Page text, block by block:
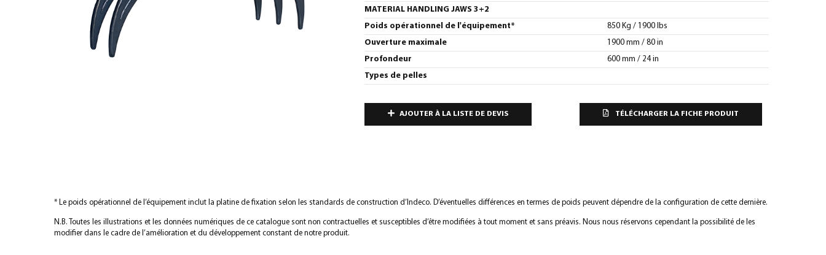
MATERIAL HANDLING JAWS 3+2
Poids opérationnel de l'équipement* 850 Kg / 1900 lbs
Ouverture maximale 1900 mm / 80 in
Profondeur 600 mm / 24 in
Types de pelles
AJOUTER À LA LISTE DE DEVIS TÉLÉCHARGER LA FICHE PRODUIT
* Le poids opérationnel de l’équipement inclut la platine de fixation selon les standards de construction d’Indeco. D’éventuelles différences en termes de poids peuvent dépendre de la configuration de cette dernière.
N.B. Toutes les illustrations et les données numériques de ce catalogue sont non contractuelles et susceptibles d’être modifiées à tout moment et sans préavis. Nous nous réservons cependant la possibilité de les
modifier dans le cadre de l’amélioration et du développement constant de notre produit.